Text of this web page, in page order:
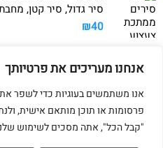
אנחנו מעריכים את פרטיותך
אנו משתמשים בעוגיות כדי לשפר
פרסומות או תוכן מותאם אישית,
"קבל הכל", אתה מסכים לשימוש
סיר גדול, סיר קטן,
₪40
Visa
דף הבית מדיניות משלוחים מדיניות
הסדרי נגישות בקשת
בניית ועיצוב אתרי מסחר Code&Concept Copyright 2026 ©